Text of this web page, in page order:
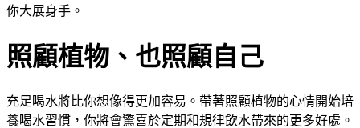
你大展身手。
照顧植物、也照顧自己
充足喝水將比你想像得更加容易。帶著照顧植物的心情開始培
養喝水習慣，你將會驚喜於定期和規律飲水帶來的更多好處。